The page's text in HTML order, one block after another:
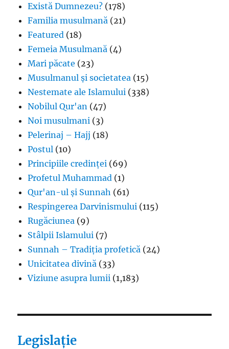
Există Dumnezeu? (178)
Familia musulmană (21)
Featured (18)
Femeia Musulmană (4)
Mari păcate (23)
Musulmanul și societatea (15)
Nestemate ale Islamului (338)
Nobilul Qur'an (47)
Noi musulmani (3)
Pelerinaj – Hajj (18)
Postul (10)
Principiile credinței (69)
Profetul Muhammad (1)
Qur'an-ul și Sunnah (61)
Respingerea Darvinismului (115)
Rugăciunea (9)
Stâlpii Islamului (7)
Sunnah – Tradiția profetică (24)
Unicitatea divină (33)
Viziune asupra lumii (1,183)
Legislație